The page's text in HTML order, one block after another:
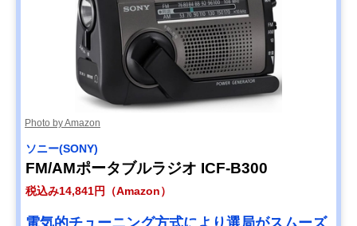
Photo by Amazon
ソニー(SONY)
FM/AMポータブルラジオ ICF-B300
税込み14,841円（Amazon）
電気的チューニング方式により選局がスムーズ